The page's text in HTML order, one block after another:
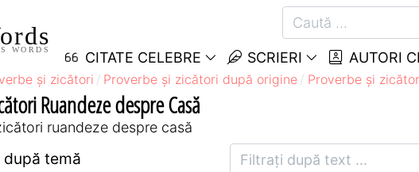
WORDS CITATE CELEBRE SCRIERI AUTORI
și zicători Proverbe și zicători după origine Proverbe și
Ruandeze despre Casă
ruandeze despre casă